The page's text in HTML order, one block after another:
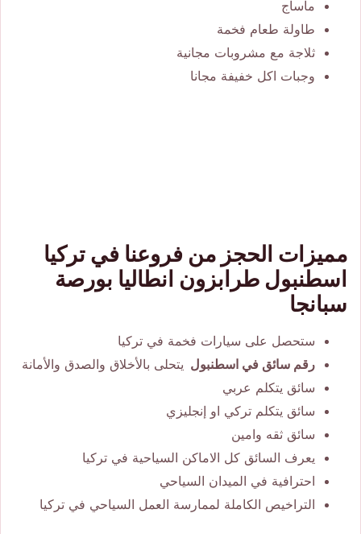
ماساج
طاولة طعام فخمة
ثلاجة مع مشروبات مجانية
وجبات اكل خفيفة مجانا
مميزات الحجز من فروعنا في تركيا
اسطنبول طرابزون انطاليا بورصة
سبانجا
ستحصل على سيارات فخمة في تركيا
رقم سائق في اسطنبول يتحلى بالأخلاق والصدق والأمانة
سائق يتكلم عربي
سائق يتكلم تركي او إنجليزي
سائق ثقه وامين
يعرف السائق كل الاماكن السياحية في تركيا
احترافية في الميدان السياحي
التراخيص الكاملة لممارسة العمل السياحي في تركيا